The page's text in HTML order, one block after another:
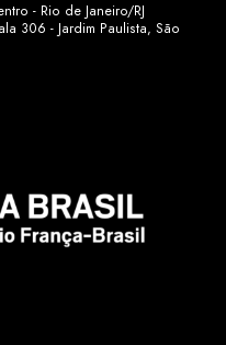
- Rio de Janeiro/RJ
306 - Jardim Paulista, São